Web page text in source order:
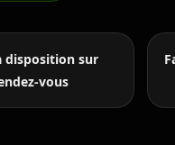
disposition sur
vous